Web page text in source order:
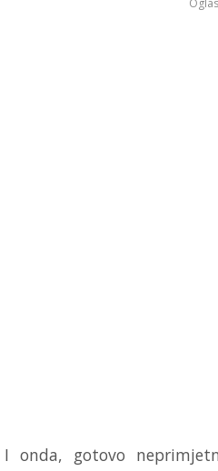
Oglas
I onda, gotovo